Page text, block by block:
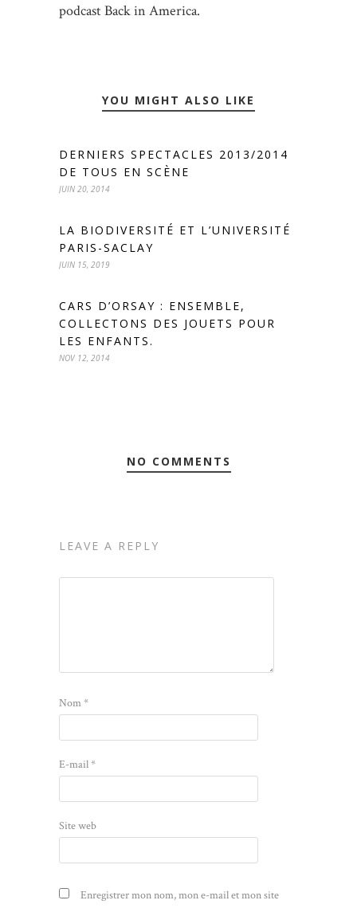
podcast Back in America.
YOU MIGHT ALSO LIKE
DERNIERS SPECTACLES 2013/2014
DE TOUS EN SCÈNE
JUIN 20, 2014
LA BIODIVERSITÉ ET L’UNIVERSITÉ
PARIS-SACLAY
JUIN 15, 2019
CARS D’ORSAY : ENSEMBLE,
COLLECTONS DES JOUETS POUR
LES ENFANTS.
NOV 12, 2014
NO COMMENTS
LEAVE A REPLY
Nom*
E-mail*
Site web
Enregistrer mon nom, mon e-mail et mon site